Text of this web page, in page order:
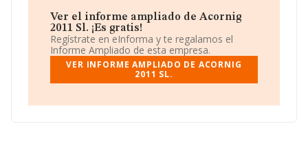
transporte. d. fabricación, diseño, montaje, coloc. La
empresa está registrada como Sociedad Limitada. Su
CNAE corresponde a 1812 con código 'Otras actividades
de impresión y artes gráficas'. No realiza actividad de
importación y/o exportación.
Dentro del ranking de empresas elaborado por
sociedad, se destaca que: la compañía ha escalado 94
Ver el informe ampliado de Acornig
2011 Sl. ¡Es gratis!
Regístrate en eInforma y te regalamos el
Informe Ampliado de esta empresa.
VER INFORME AMPLIADO DE ACORNIG
2011 SL.